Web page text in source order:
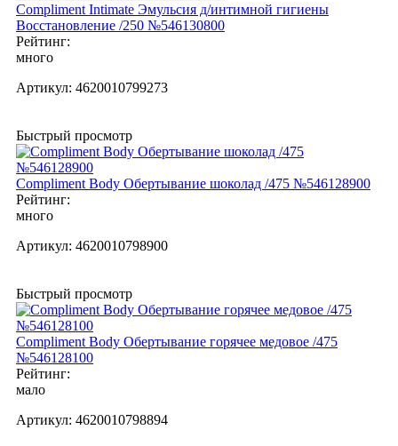
Compliment Intimate Эмульсия д/интимной гигиены
Восстановление /250 №546130800
Рейтинг:
много
Артикул: 4620010799273
Быстрый просмотр
Compliment Body Обертывание шоколад /475 №546128900
Рейтинг:
много
Артикул: 4620010798900
Быстрый просмотр
Compliment Body Обертывание горячее медовое /475
№546128100
Рейтинг:
мало
Артикул: 4620010798894